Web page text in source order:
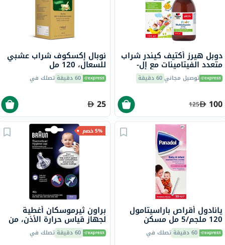
دوبل هيرز أكتيف كيندر شراب
متعدد الفيتامينات مع إل-
ليسين 150 ملتوصيل مجاني60 دقيقة
100
125
نوبال إكسكوف شراب عشبي
للسعال، 120 مل
60 دقيقة تصلك في
25
يانادول أقراص باراسيتامول
120 ملجم/5 مل مسكن
للحمى والألم للأطفال والرضع
100 مل 60 دقيقة تصلك في
5% خصم
براون ثيرموسكان أغطية
لجهاز قياس حرارة الأذن، من
40 60 دقيقة تصلك في